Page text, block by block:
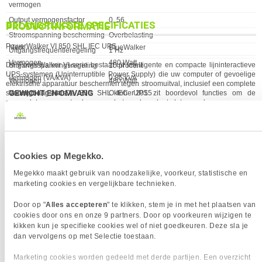
Cookies op Megekko.
Megekko maakt gebruik van noodzakelijke, voorkeur, statistische en
marketing cookies en vergelijkbare technieken.
Door op "Alles accepteren" te klikken, stem je in met het plaatsen van
cookies door ons en onze 9 partners. Door op voorkeuren wijzigen te
kikken kun je specifieke cookies wel of niet goedkeuren. Deze sla je
dan vervolgens op met Selectie toestaan.
Marketing cookies worden gedeeld met derde partijen. Een overzicht
BELANGRIJKSTE SPECIFICATIES
Eigenschap Waarde
Merk
BlueWalker
Vermogen
480 Watt
Vermogen (VA/kVA)
0,85 kVA
Verkrijgbaar sinds
Oktober 2015
vermogen
Output vermogensfactor
0, 56
Stroomspanning bescherming Overbelasting
Uitgangsfrequentieregeling
1 Hz
Uitgangsspanningsregeling
10 procent
Vermogen
480 Watt
GEWICHT EN OMVANG
Hoogte
Eigenschap Waarde
Gebruikershandleiding
✓︎
Ondersteunings-cd
✓︎
KENMERKEN
Eigenschap Waarde
Laadstroom 1,2 A
PRODUCTINFORMATIE
PowerWalker VI 850 SHL IEC UPS
De PowerWalker VI-serie bestaat uit intelligente en compacte lijninteractieve
UPS-systemen (Uninterruptible Power Supply) die uw computer of gevoelige
elektrische apparatuur beschermen tegen stroomuitval, inclusief een complete
stroomstoring. # De 850 SHL IEC UPS zit boordevol functies om de
aangesloten apparaten langer en betrouwbaarder te laten werken.
poort voor bewakingsautonomie : 6 min. Minder dan de helft geladen Compact
torenontwerp met LCD voor statusweergave Uitgerust met geïntegreerde
energiebesparende werking Automatische herstart in AC-terugval Met AC-
overbelastingsbeveiliging Geïntegreerde HID-driver